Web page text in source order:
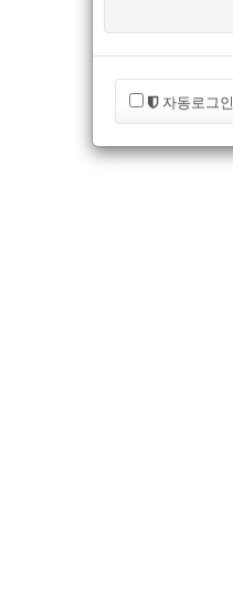
자동로그인